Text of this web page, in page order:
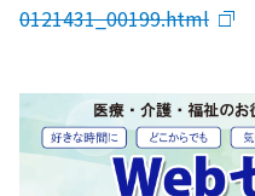
0121431_00199.html